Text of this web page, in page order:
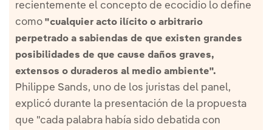
recientemente el concepto de ecocidio lo define
como "cualquier acto ilícito o arbitrario
perpetrado a sabiendas de que existen grandes
posibilidades de que cause daños graves,
extensos o duraderos al medio ambiente".
Philippe Sands, uno de los juristas del panel,
explicó durante la presentación de la propuesta
que "cada palabra había sido debatida con